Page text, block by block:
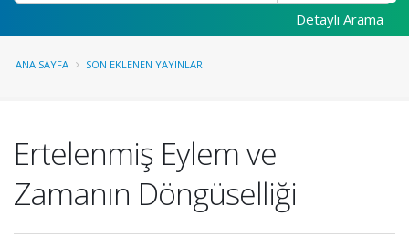
Detaylı Arama
ANA SAYFA SON EKLENEN YAYINLAR
Ertelenmiş Eylem ve
Zamanın Döngüselliği